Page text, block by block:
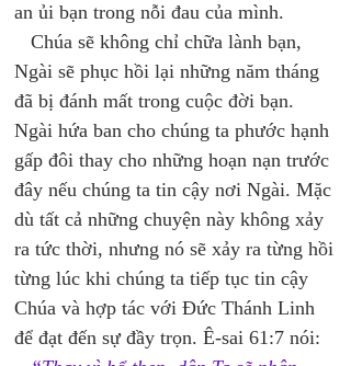
an ủi bạn trong nỗi đau của mình.
Chúa sẽ không chỉ chữa lành bạn,
Ngài sẽ phục hồi lại những năm tháng
đã bị đánh mất trong cuộc đời bạn.
Ngài hứa ban cho chúng ta phước hạnh
gấp đôi thay cho những hoạn nạn trước
đây nếu chúng ta tin cậy nơi Ngài. Mặc
dù tất cả những chuyện này không xảy
ra tức thời, nhưng nó sẽ xảy ra từng hồi
từng lúc khi chúng ta tiếp tục tin cậy
Chúa và hợp tác với Đức Thánh Linh
để đạt đến sự đầy trọn. Ê-sai 61:7 nói: